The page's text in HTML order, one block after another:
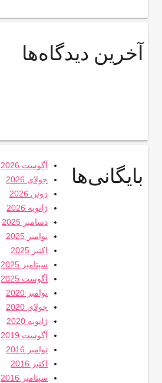
آخرین دیدگاه‌ها
بایگانی‌ها
آگوست 2026
جولای 2026
ژوئن 2026
ژانویه 2026
دسامبر 2025
نوامبر 2025
اکتبر 2025
سپتامبر 2025
آگوست 2025
نوامبر 2020
جولای 2020
ژانویه 2020
آگوست 2019
نوامبر 2016
اکتبر 2016
سپتامبر 2016